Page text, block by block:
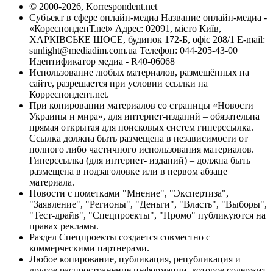
© 2000-2026, Korrespondent.net
Субъект в сфере онлайн-медиа Название онлайн-медиа -
«КореспонденТ.net» Адрес: 02091, місто Київ,
ХАРКІВСЬКЕ ШОСЕ, будинок 172-Б, офіс 208/1 E-mail:
sunlight@mediadim.com.ua Телефон: 044-205-43-00
Идентификатор медиа - R40-06068
Использование любых материалов, размещённых на
сайте, разрешается при условии ссылки на
Корреспондент.net.
При копировании материалов со страницы «Новости
Украины и мира», для интернет-изданий – обязательна
прямая открытая для поисковых систем гиперссылка.
Ссылка должна быть размещена в независимости от
полного либо частичного использования материалов.
Гиперссылка (для интернет- изданий) – должна быть
размещена в подзаголовке или в первом абзаце
материала.
Новости с пометками "Мнение", "Экспертиза",
"Заявление", "Регионы", "Деньги", "Власть", "Выборы",
"Тест-драйв", "Спецпроекты", "Промо" публикуются на
правах рекламы.
Раздел Спецпроекты создается совместно с
коммерческими партнерами.
Любое копирование, публикация, републикация и